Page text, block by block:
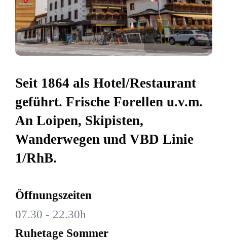
Seit 1864 als Hotel/Restaurant
geführt. Frische Forellen u.v.m.
An Loipen, Skipisten,
Wanderwegen und VBD Linie
1/RhB.
Öffnungszeiten
07.30 - 22.30h
Ruhetage Sommer